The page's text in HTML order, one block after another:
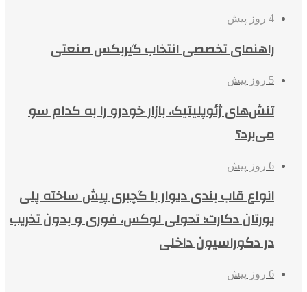
4 روز پیش
راهنمای تخصصی انتخاب گیربکس صنعتی
5 روز پیش
تنش‌های ژئوپلیتیک، بازار خودرو را به کدام سو
می‌برد؟
6 روز پیش
انواع قاب بندی دیوار با گچبری پیش ساخته پلی
یورتان دکارت؛ تحولی لوکس، فوری و بدون تخریب
در دکوراسیون داخلی
6 روز پیش